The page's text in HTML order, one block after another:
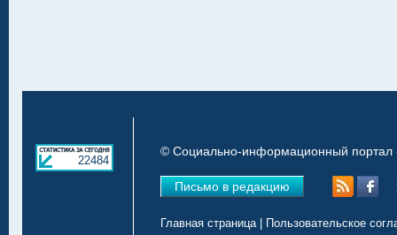
22484
© Социально-информационный портал
Письмо в редакцию
Главная страница| Пользовательское